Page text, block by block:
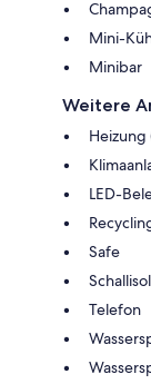
Mini-
Minibar
Weitere
LED-
Safe
Telefon